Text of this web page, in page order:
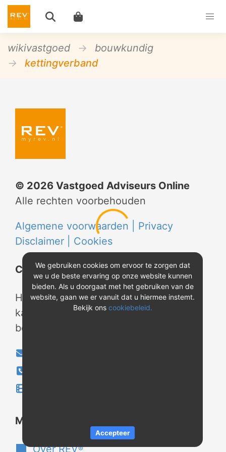
wikivastgoed
bouwkundig
kettingverband
© 2026 Vastgoed Adviseurs Online
Alle rechten voorbehouden
Algemene voorwaarden | Privacy
Disclaimer | Cookies
Contact
Heeft u vragen? Neem tijdens
kantooruren contact met ons op of
bekijk onze instructievideo's.
Meer over REV
Over REV®
We gebruiken cookies om ervoor te zorgen dat
we u de beste ervaring op onze website kunnen
bieden. Als u doorgaat met het gebruiken van de
website, gaan we er vanuit dat u hiermee instemt.
Bekijk ons cookiebeleid.
Accepteer